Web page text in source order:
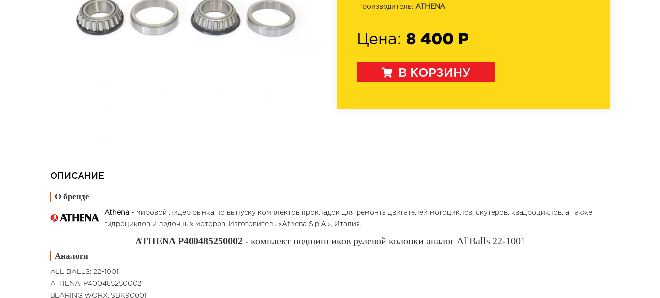
Производитель: ATHENA
Цена: 8 400 Р
В КОРЗИНУ
ОПИСАНИЕ
О бренде
Athena - мировой лидер рынка по выпуску комплектов прокладок для ремонта двигателей мотоциклов, скутеров, квадроциклов, а также
гидроциклов и лодочных моторов. Изготовитель «Athena S.p.A.», Италия.
ATHENA P400485250002- комплект подшипников рулевой колонки аналог AllBalls 22-1001
Аналоги
ALL BALLS: 22-1001
ATHENA: P400485250002
BEARING WORX: SBK90001